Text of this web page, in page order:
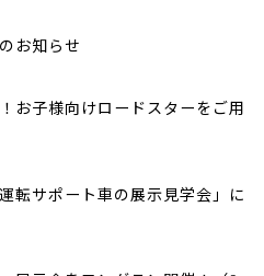
お知らせ
お子様向けロードスターをご用
転サポート車の展示見学会」に